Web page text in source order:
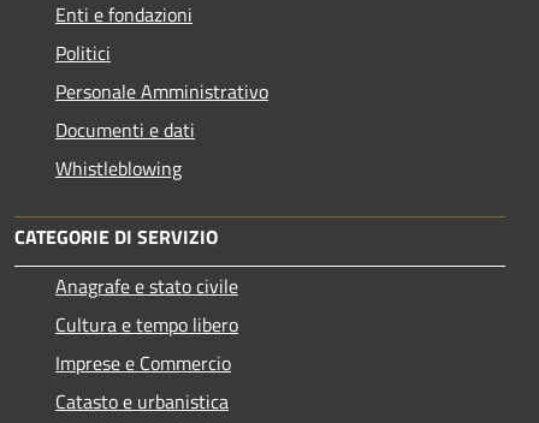
Enti e fondazioni
Politici
Personale Amministrativo
Documenti e dati
Whistleblowing
CATEGORIE DI SERVIZIO
Anagrafe e stato civile
Cultura e tempo libero
Imprese e Commercio
Catasto e urbanistica